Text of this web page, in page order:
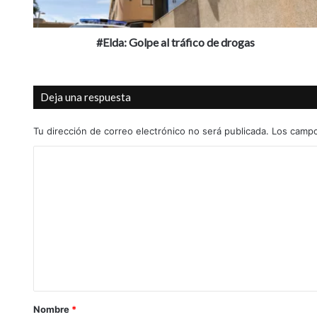
#Elda: Golpe al tráfico de drogas
Deja una respuesta
Tu dirección de correo electrónico no será publicada. Los
rNombre *